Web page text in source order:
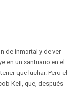
de inmortal y de ver
en un santuario en el
que luchar. Pero el
Kell, que, después